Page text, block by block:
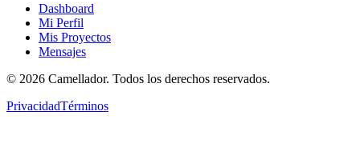
Dashboard
Mi Perfil
Mis Proyectos
Mensajes
© 2026 Camellador. Todos los derechos reservados.
PrivacidadTérminos